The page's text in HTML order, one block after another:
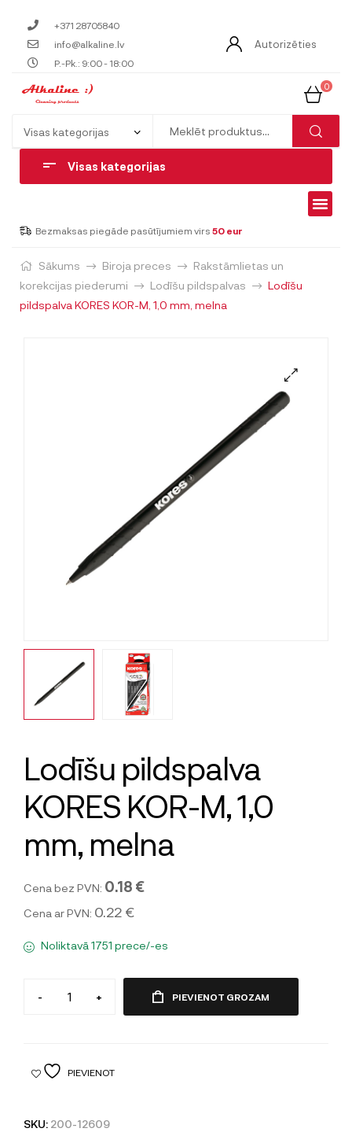
+371 28705840
info@alkaline.lv
P.-Pk.: 9:00 - 18:00
Autorizēties
0
Visas kategorijas
Bezmaksas piegāde pasūtījumiem virs 50 eur
Sākums Biroja preces
Rakstāmlietas un
korekcijas piederumi
Lodīšu pildspalvas
Lodīšu
pildspalva KORES KOR-M, 1,0 mm, melna
Lodīšu pildspalva
KORES KOR-M, 1,0
mm, melna
Cena bez PVN: 0.18 €
Cena ar PVN: 0.22 €
Noliktavā 1751 prece/-es
- + PIEVIENOT GROZAM
PIEVIENOT
SKU: 200-12609